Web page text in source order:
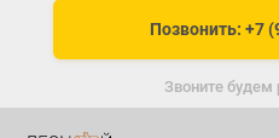
Позвонить: +7
Звоните